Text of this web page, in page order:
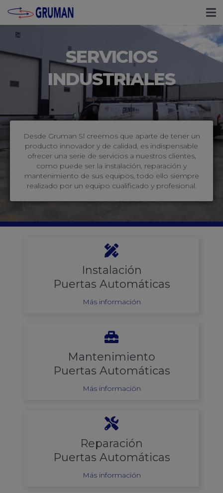
SERVICIOS
INDUSTRIALES
Desde Gruman Sl creemos que aparte de tener un
producto innovador y de calidad, es indispensable
ofrecer una serie de servicios a nuestros clientes,
como puede ser la instalación, reparación y
mantenimiento de sus equipos, todo ello siempre
realizado por un equipo cualificado y profesional.
Instalación
Puertas Automáticas
Más información
Mantenimiento
Puertas Automáticas
Más información
Reparación
Puertas Automáticas
Más información